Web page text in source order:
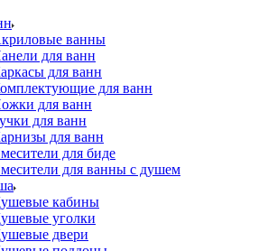
ванны
для ванн
для ванн
для ванн
для ванн
для ванн
для ванн
для биде
для ванны с душем
кабины
уголки
двери